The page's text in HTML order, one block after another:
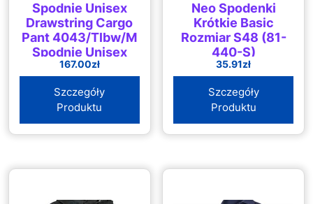
Spodnie Unisex
Drawstring Cargo
Pant 4043/Tlbw/M
Spodnie Unisex
Drawstring Cargo
167.00zł
Szczegóły
Produktu
Neo Spodenki
Krótkie Basic
Rozmiar S48 (81-
440-S)
35.91zł
Szczegóły
Produktu